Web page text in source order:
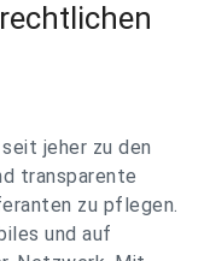
jeher zu den
transparente
zu pflegen.
und auf